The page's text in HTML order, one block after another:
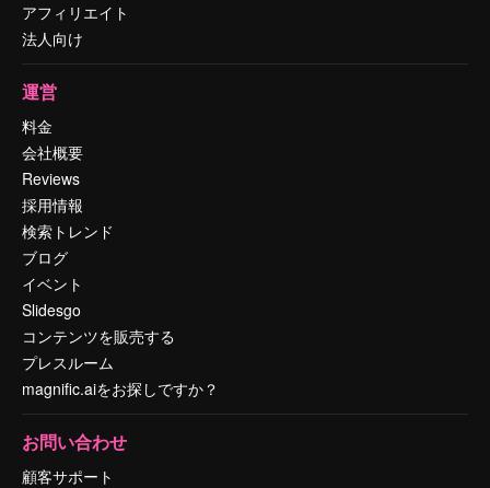
アフィリエイト
法人向け
運営
料金
会社概要
Reviews
採用情報
検索トレンド
ブログ
イベント
Slidesgo
コンテンツを販売する
プレスルーム
magnific.aiをお探しですか？
お問い合わせ
顧客サポート